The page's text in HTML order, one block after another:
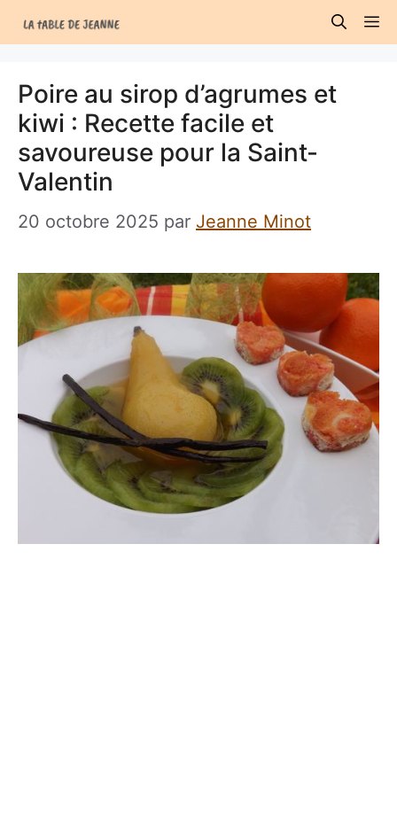
au
Poire au sirop d’agrumes et
kiwi : Recette facile et
savoureuse pour la Saint-
Valentin
20 octobre 2025 par Jeanne Minot